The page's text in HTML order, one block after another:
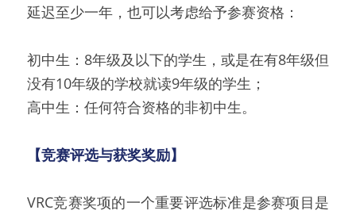
延迟至少一年，也可以考虑给予参赛资格：
初中生：8年级及以下的学生，或是在有8年级但
没有10年级的学校就读9年级的学生；
高中生：任何符合资格的非初中生。
【竞赛评选与获奖奖励】
VRC竞赛奖项的一个重要评选标准是参赛项目是